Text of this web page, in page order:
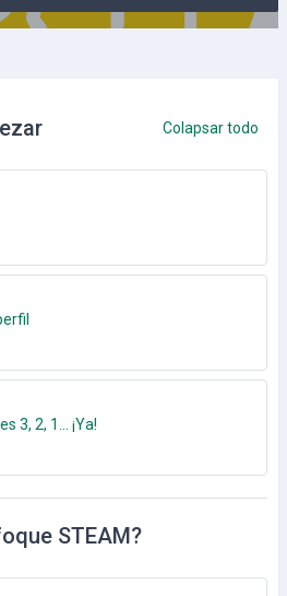
Colapsar todo
3, 2, 1... ¡Ya!
STEAM?